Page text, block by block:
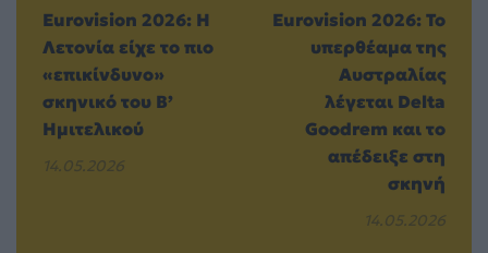
Eurovision 2026: Η
Λετονία είχε το πιο
«επικίνδυνο»
σκηνικό του Β’
Ημιτελικού
14.05.2026
Eurovision 2026: Το
υπερθέαμα της
Αυστραλίας
λέγεται Delta
Goodrem και το
απέδειξε στη
σκηνή
14.05.2026